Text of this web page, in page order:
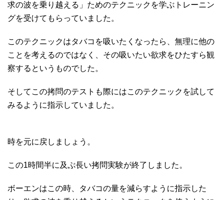
求の波を乗り越える」ためのテクニックを学ぶトレーニン
グを受けてもらっていました。
このテクニックはタバコを吸いたくなったら、無理に他の
ことを考えるのではなく、その吸いたい欲求をひたすら観
察するというものでした。
そしてこの拷問のテストも際にはこのテクニックを試して
みるように指示していました。
時を元に戻しましょう。
この1時間半に及ぶ長い拷問実験が終了しました。
ボーエンはこの時、タバコの量を減らすように指示した